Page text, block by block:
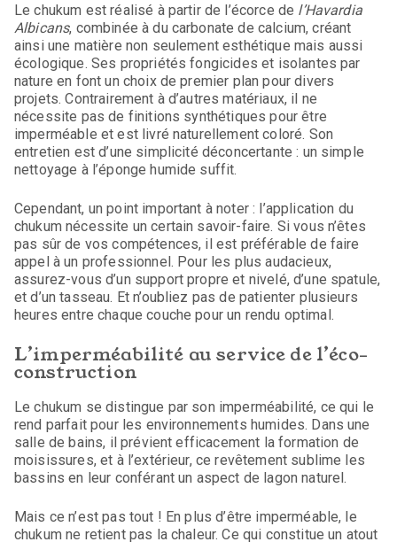
Le chukum est réalisé à partir de l’écorce de l’Havardia
Albicans, combinée à du carbonate de calcium, créant
ainsi une matière non seulement esthétique mais aussi
écologique. Ses propriétés fongicides et isolantes par
nature en font un choix de premier plan pour divers
projets. Contrairement à d’autres matériaux, il ne
nécessite pas de finitions synthétiques pour être
imperméable et est livré naturellement coloré. Son
entretien est d’une simplicité déconcertante : un simple
nettoyage à l’éponge humide suffit.
Cependant, un point important à noter : l’application du
chukum nécessite un certain savoir-faire. Si vous n’êtes
pas sûr de vos compétences, il est préférable de faire
appel à un professionnel. Pour les plus audacieux,
assurez-vous d’un support propre et nivelé, d’une spatule,
et d’un tasseau. Et n’oubliez pas de patienter plusieurs
heures entre chaque couche pour un rendu optimal.
L’imperméabilité au service de l’éco-
construction
Le chukum se distingue par son imperméabilité, ce qui le
rend parfait pour les environnements humides. Dans une
salle de bains, il prévient efficacement la formation de
moisissures, et à l’extérieur, ce revêtement sublime les
bassins en leur conférant un aspect de lagon naturel.
Mais ce n’est pas tout ! En plus d’être imperméable, le
chukum ne retient pas la chaleur. Ce qui constitue un atout